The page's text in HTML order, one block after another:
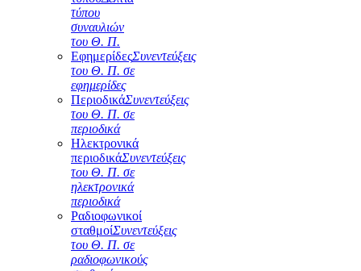
τύπου
συναυλιών
του Θ. Π.
ΕφημερίδεςΣυνεντεύξεις
του Θ. Π. σε
εφημερίδες
ΠεριοδικάΣυνεντεύξεις
του Θ. Π. σε
περιοδικά
Ηλεκτρονικά
περιοδικάΣυνεντεύξεις
του Θ. Π. σε
ηλεκτρονικά
περιοδικά
Ραδιοφωνικοί
σταθμοίΣυνεντεύξεις
του Θ. Π. σε
ραδιοφωνικούς